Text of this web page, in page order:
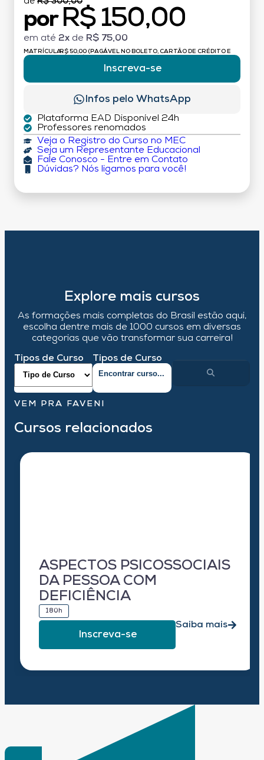
por R$ 150,00
em até 2x de R$ 75,00
MATRÍCULA:R$ 50,00 (PAGÁVEL NO BOLETO, CARTÃO DE CRÉDITO E
Inscreva-se
Infos pelo WhatsApp
Plataforma EAD Disponível 24h
Professores renomados
Veja o Registro do Curso no MEC
Seja um Representante Educacional
Fale Conosco - Entre em Contato
Dúvidas? Nós ligamos para você!
Explore mais cursos
As formações mais completas do Brasil estão aqui,
escolha dentre mais de 1000 cursos em diversas
categorias que vão transformar sua carreira!
Tipos de Curso Tipos de Curso
VEM PRA FAVENI
Cursos relacionados
ASPECTOS PSICOSSOCIAIS
DA PESSOA COM
DEFICIÊNCIA
180h
Inscreva-se
Saiba mais